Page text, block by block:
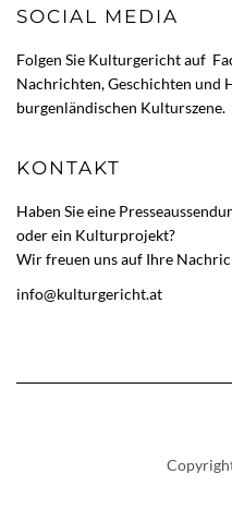
SOCIAL MEDIA
Folgen Sie Kulturgericht auf
Nachrichten, Geschichten und
burgenländischen Kulturszene.
KONTAKT
Haben Sie eine
oder ein Kulturprojekt?
Wir freuen uns auf Ihre
info@kulturgericht.at